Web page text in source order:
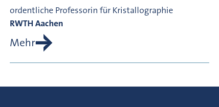
ordentliche Professorin für Kristallographie
RWTH Aachen
Mehr